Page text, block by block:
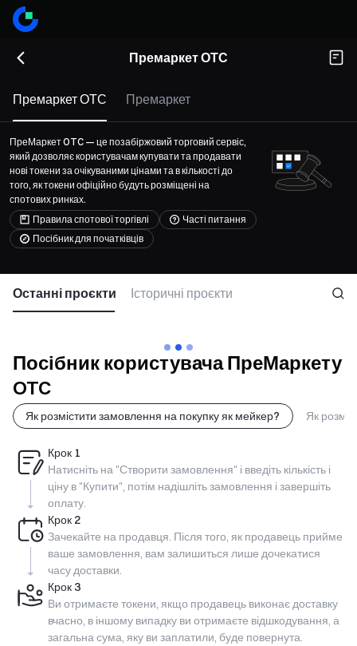
Премаркет ОТС
Премаркет ОТС Премаркет
ПреМаркет OTC — це позабіржовий торговий сервіс,
який дозволяє користувачам купувати та продавати
нові токени за очікуваними цінами та в кількості до
того, як токени офіційно будуть розміщені на
спотових ринках.
Правила спотової торгівлі
Часті питання
Посібник для початківців
Останні проєкти Історичні проєкти
Посібник користувача ПреМаркету
OTC
Як розмістити замовлення на покупку як мейкер? Як
Крок 1
Натисніть на "Створити замовлення" і введіть кількість і
ціну в "Купити", потім надішліть замовлення і завершіть
оплату.
Крок 2
Зачекайте на продавця. Після того, як продавець прийме
ваше замовлення, вам залишиться лише дочекатися
часу доставки.
Крок 3
Ви отримаєте токени, якщо продавець виконає доставку
вчасно, в іншому випадку ви отримаєте відшкодування, а
загальна сума, яку ви заплатили, буде повернута.